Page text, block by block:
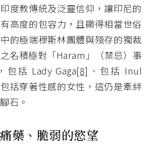
度教傳統及泛靈信仰，讓印尼的
高度的包容力，且顯得相當世俗
的極端穆斯林團體與殘存的獨裁
名積極對「Haram」（禁忌）事
包括 Lady Gaga[8] 、包括 Inul
括穿著性感的女性，這仍是牽絆
石。
藥、脆弱的慾望